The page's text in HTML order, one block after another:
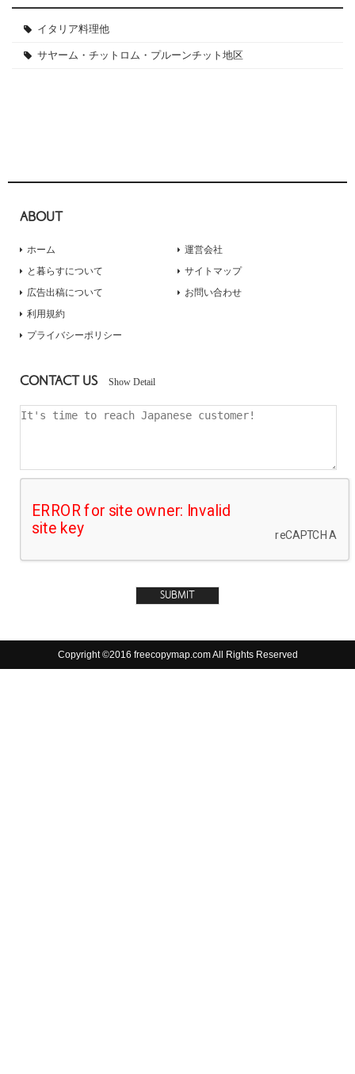
イタリア料理他
サヤーム・チットロム・プルーンチット地区
ABOUT
ホーム
と暮らすについて
広告出稿について
運営会社
サイトマップ
お問い合わせ
利用規約
プライバシーポリシー
CONTACT US Show Detail
Copyright ©2016 freecopymap.com All Rights Reserved